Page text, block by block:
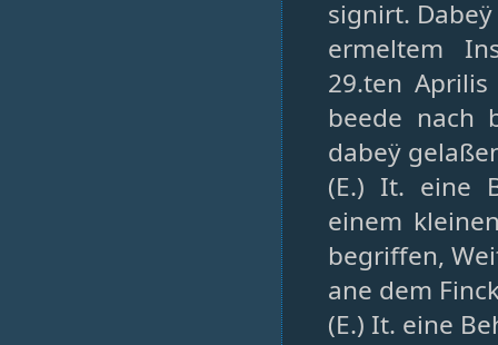
signirt.
ermeltem
29.ten
beede nach
dabeÿ
(E.) It. eine
einem
begriffen,
ane dem
(E.) It. eine